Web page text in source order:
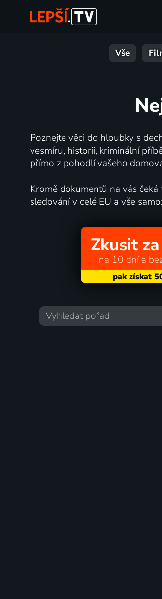
Vše
Poznejte věci do hloubky s
vesmíru, historii, kriminální
přímo z pohodlí vašeho
Kromě dokumentů na vás
sledování v celé EU a vše
Zkusit
na 10 dní a